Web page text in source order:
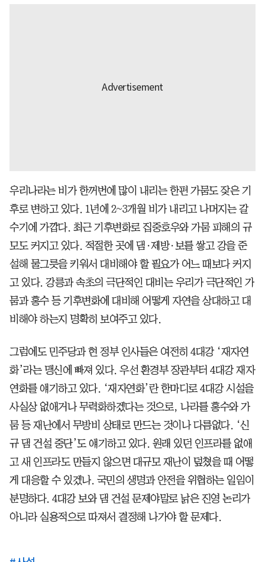
우리나라는 비가 한꺼번에 많이 내리는 한편 가뭄도 잦은 기
후로 변하고 있다. 1년에 2~3개월 비가 내리고 나머지는 갈
수기에 가깝다. 최근 기후변화로 집중호우와 가뭄 피해의 규
모도 커지고 있다. 적절한 곳에 댐·제방·보를 쌓고 강을 준
설해 물그릇을 키워서 대비해야 할 필요가 어느 때보다 커지
고 있다. 강릉과 속초의 극단적인 대비는 우리가 극단적인 가
뭄과 홍수 등 기후변화에 대비해 어떻게 자연을 상대하고 대
비해야 하는지 명확히 보여주고 있다.
그럼에도 민주당과 현 정부 인사들은 여전히 4대강 ‘재자연
화’라는 맹신에 빠져 있다. 우선 환경부 장관부터 4대강 재자
연화를 얘기하고 있다. ‘재자연화’란 한마디로 4대강 시설을
사실상 없애거나 무력화하겠다는 것으로, 나라를 홍수와 가
뭄 등 재난에서 무방비 상태로 만드는 것이나 다름없다. ‘신
규 댐 건설 중단’도 얘기하고 있다. 원래 있던 인프라를 없애
고 새 인프라도 만들지 않으면 대규모 재난이 덮쳤을 때 어떻
게 대응할 수 있겠나. 국민의 생명과 안전을 위협하는 일임이
분명하다. 4대강 보와 댐 건설 문제야말로 낡은 진영 논리가
아니라 실용적으로 따져서 결정해 나가야 할 문제다.